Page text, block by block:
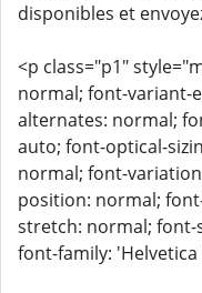
disponibles et
<p class="p1"
normal; font-variant-
alternates: normal;
auto; font-optical-
normal; font-
position: normal;
stretch: normal; font-
font-family: 'Helvetica